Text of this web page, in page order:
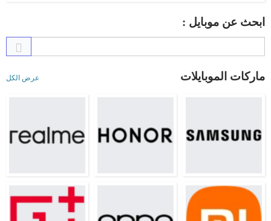
ابحث عن موبايل :
ماركات الموبايلات عرض الكل